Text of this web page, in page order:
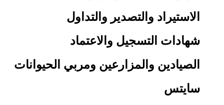
الاستيراد والتصدير والتداول
شهادات التسجيل والاعتماد
الصيادين والمزارعين ومربي الحيوانات
سايتس